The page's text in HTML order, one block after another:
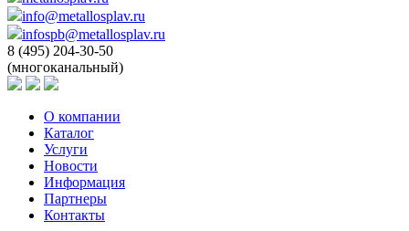
info@metallosplav.ru
infospb@metallosplav.ru
8 (495) 204-30-50
(многоканальный)
О компании
Каталог
Услуги
Новости
Информация
Партнеры
Контакты